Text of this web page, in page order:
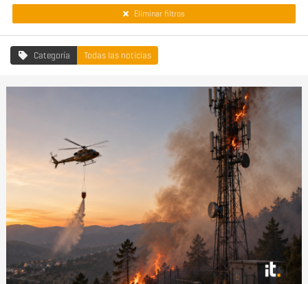
Eliminar filtros
Categoría Todas las noticias